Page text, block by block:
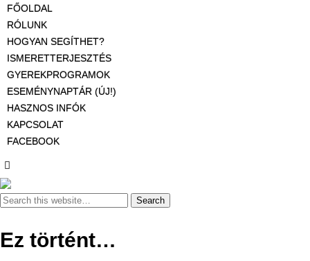
FŐOLDAL
RÓLUNK
HOGYAN SEGÍTHET?
ISMERETTERJESZTÉS
GYEREKPROGRAMOK
ESEMÉNYNAPTÁR (ÚJ!)
HASZNOS INFÓK
KAPCSOLAT
FACEBOOK
Ez történt…